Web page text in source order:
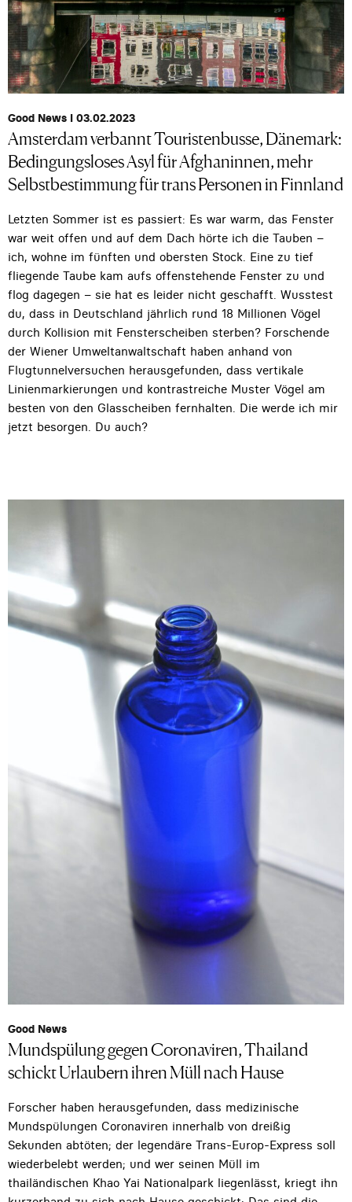
Good News I 03.02.2023
Amsterdam verbannt Touristenbusse, Dänemark:
Bedingungsloses Asyl für Afghaninnen, mehr
Selbstbestimmung für trans Personen in Finnland
Letzten Sommer ist es passiert: Es war warm, das Fenster
war weit offen und auf dem Dach hörte ich die Tauben –
ich, wohne im fünften und obersten Stock. Eine zu tief
fliegende Taube kam aufs offenstehende Fenster zu und
flog dagegen – sie hat es leider nicht geschafft. Wusstest
du, dass in Deutschland jährlich rund 18 Millionen Vögel
durch Kollision mit Fensterscheiben sterben? Forschende
der Wiener Umweltanwaltschaft haben anhand von
Flugtunnelversuchen herausgefunden, dass vertikale
Linienmarkierungen und kontrastreiche Muster Vögel am
besten von den Glasscheiben fernhalten. Die werde ich mir
jetzt besorgen. Du auch?
Good News
Mundspülung gegen Coronaviren, Thailand
schickt Urlaubern ihren Müll nach Hause
Forscher haben herausgefunden, dass medizinische
Mundspülungen Coronaviren innerhalb von dreißig
Sekunden abtöten; der legendäre Trans-Europ-Express soll
wiederbelebt werden; und wer seinen Müll im
thailändischen Khao Yai Nationalpark liegenlässt, kriegt ihn